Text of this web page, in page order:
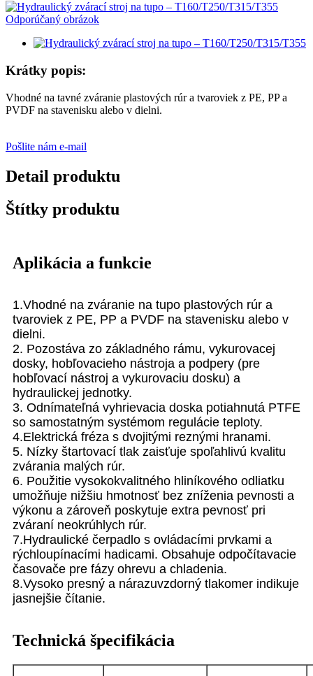
Krátky popis:
Vhodné na tavné zváranie plastových rúr a tvaroviek z PE, PP a
PVDF na stavenisku alebo v dielni.
Pošlite nám e-mail
Detail produktu
Štítky produktu
Aplikácia a funkcie
1.Vhodné na zváranie na tupo plastových rúr a
tvaroviek z PE, PP a PVDF na stavenisku alebo v
dielni.
2. Pozostáva zo základného rámu, vykurovacej
dosky, hobľovacieho nástroja a podpery (pre
hobľovací nástroj a vykurovaciu dosku) a
hydraulickej jednotky.
3. Odnímateľná vyhrievacia doska potiahnutá PTFE
so samostatným systémom regulácie teploty.
4.Elektrická fréza s dvojitými reznými hranami.
5. Nízky štartovací tlak zaisťuje spoľahlivú kvalitu
zvárania malých rúr.
6. Použitie vysokokvalitného hliníkového odliatku
umožňuje nižšiu hmotnosť bez zníženia pevnosti a
výkonu a zároveň poskytuje extra pevnosť pri
zváraní neokrúhlych rúr.
7.Hydraulické čerpadlo s ovládacími prvkami a
rýchloupínacími hadicami. Obsahuje odpočítavacie
časovače pre fázy ohrevu a chladenia.
8.Vysoko presný a nárazuvzdorný tlakomer indikuje
jasnejšie čítanie.
Technická špecifikácia